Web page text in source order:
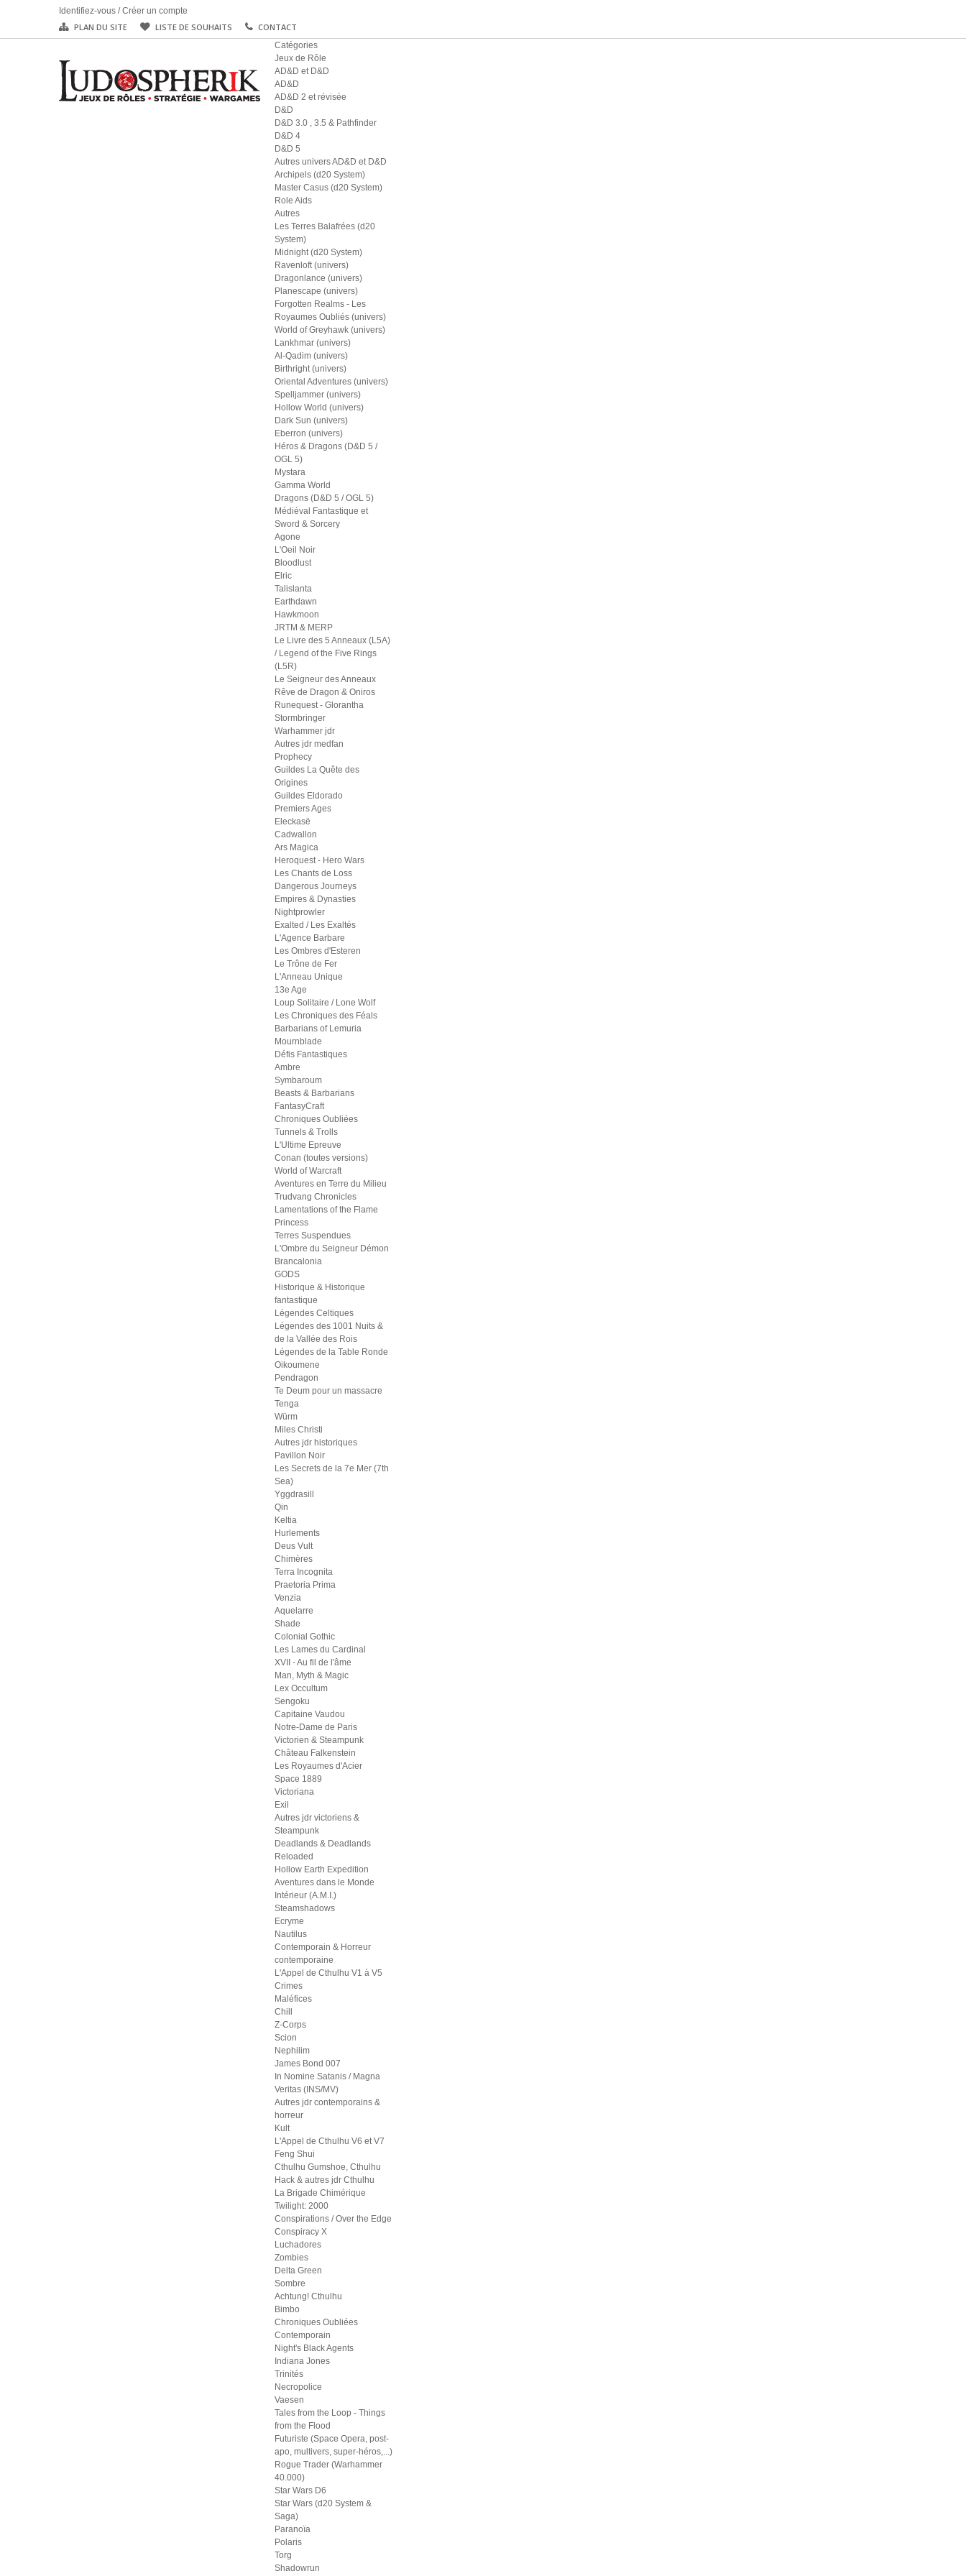
Identifiez-vous /Créer un compte
PLAN DU SITE LISTE DE SOUHAITS CONTACT
Catégories
Jeux de Rôle
AD&D et D&D
AD&D
AD&D 2 et révisée
D&D
D&D 3.0 , 3.5 & Pathfinder
D&D 4
D&D 5
Autres univers AD&D et D&D
Archipels (d20 System)
Master Casus (d20 System)
Role Aids
Autres
Les Terres Balafrées (d20
System)
Midnight (d20 System)
Ravenloft (univers)
Dragonlance (univers)
Planescape (univers)
Forgotten Realms - Les
Royaumes Oubliés (univers)
World of Greyhawk (univers)
Lankhmar (univers)
Al-Qadim (univers)
Birthright (univers)
Oriental Adventures (univers)
Spelljammer (univers)
Hollow World (univers)
Dark Sun (univers)
Eberron (univers)
Héros & Dragons (D&D 5 /
OGL 5)
Mystara
Gamma World
Dragons (D&D 5 / OGL 5)
Médiéval Fantastique et
Sword & Sorcery
Agone
L'Oeil Noir
Bloodlust
Elric
Talislanta
Earthdawn
Hawkmoon
JRTM & MERP
Le Livre des 5 Anneaux (L5A)
/ Legend of the Five Rings
(L5R)
Le Seigneur des Anneaux
Rêve de Dragon & Oniros
Runequest - Glorantha
Stormbringer
Warhammer jdr
Autres jdr medfan
Prophecy
Guildes La Quête des
Origines
Guildes Eldorado
Premiers Ages
Eleckasë
Cadwallon
Ars Magica
Heroquest - Hero Wars
Les Chants de Loss
Dangerous Journeys
Empires & Dynasties
Nightprowler
Exalted / Les Exaltés
L'Agence Barbare
Les Ombres d'Esteren
Le Trône de Fer
L'Anneau Unique
13e Age
Loup Solitaire / Lone Wolf
Les Chroniques des Féals
Barbarians of Lemuria
Mournblade
Défis Fantastiques
Ambre
Symbaroum
Beasts & Barbarians
FantasyCraft
Chroniques Oubliées
Tunnels & Trolls
L'Ultime Epreuve
Conan (toutes versions)
World of Warcraft
Aventures en Terre du Milieu
Trudvang Chronicles
Lamentations of the Flame
Princess
Terres Suspendues
L'Ombre du Seigneur Démon
Brancalonia
GODS
Historique & Historique
fantastique
Légendes Celtiques
Légendes des 1001 Nuits &
de la Vallée des Rois
Légendes de la Table Ronde
Oikoumene
Pendragon
Te Deum pour un massacre
Tenga
Würm
Miles Christi
Autres jdr historiques
Pavillon Noir
Les Secrets de la 7e Mer (7th
Sea)
Yggdrasill
Qin
Keltia
Hurlements
Deus Vult
Chimères
Terra Incognita
Praetoria Prima
Venzia
Aquelarre
Shade
Colonial Gothic
Les Lames du Cardinal
XVII - Au fil de l'âme
Man, Myth & Magic
Lex Occultum
Sengoku
Capitaine Vaudou
Notre-Dame de Paris
Victorien & Steampunk
Château Falkenstein
Les Royaumes d'Acier
Space 1889
Victoriana
Exil
Autres jdr victoriens &
Steampunk
Deadlands & Deadlands
Reloaded
Hollow Earth Expedition
Aventures dans le Monde
Intérieur (A.M.I.)
Steamshadows
Ecryme
Nautilus
Contemporain & Horreur
contemporaine
L'Appel de Cthulhu V1 à V5
Crimes
Maléfices
Chill
Z-Corps
Scion
Nephilim
James Bond 007
In Nomine Satanis / Magna
Veritas (INS/MV)
Autres jdr contemporains &
horreur
Kult
L'Appel de Cthulhu V6 et V7
Feng Shui
Cthulhu Gumshoe, Cthulhu
Hack & autres jdr Cthulhu
La Brigade Chimérique
Twilight: 2000
Conspirations / Over the Edge
Conspiracy X
Luchadores
Zombies
Delta Green
Sombre
Achtung! Cthulhu
Bimbo
Chroniques Oubliées
Contemporain
Night's Black Agents
Indiana Jones
Trinités
Necropolice
Vaesen
Tales from the Loop - Things
from the Flood
Futuriste (Space Opera, post-
apo, multivers, super-héros,...)
Rogue Trader (Warhammer
40.000)
Star Wars D6
Star Wars (d20 System &
Saga)
Paranoïa
Polaris
Torg
Shadowrun